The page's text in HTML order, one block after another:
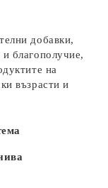
добавки,
благополучие,
на
възрасти и